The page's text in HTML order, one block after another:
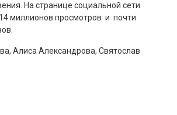
На странице социальной сети
миллионов просмотров и почти
Алиса Александрова, Святослав